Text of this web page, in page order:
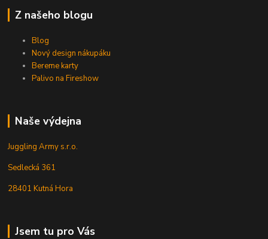
Z našeho blogu
Blog
Nový design nákupáku
Bereme karty
Palivo na Fireshow
Naše výdejna
Juggling Army s.r.o.
Sedlecká 361
28401 Kutná Hora
Jsem tu pro Vás